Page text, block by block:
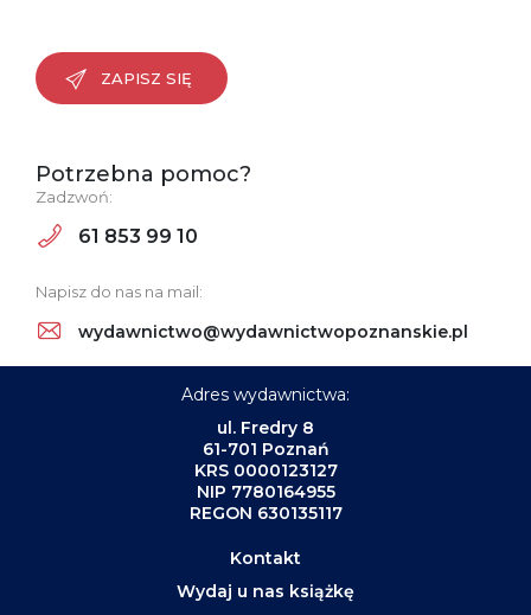
ZAPISZ SIĘ
Potrzebna pomoc?
Zadzwoń:
61 853 99 10
Napisz do nas na mail:
wydawnictwo@wydawnictwopoznanskie.pl
Adres wydawnictwa:
ul. Fredry 8
61-701 Poznań
KRS 0000123127
NIP 7780164955
REGON 630135117
Kontakt
Wydaj u nas książkę